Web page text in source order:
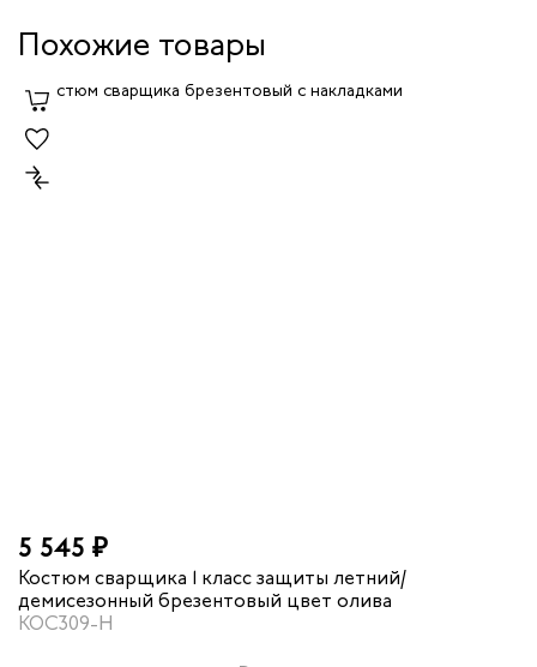
Похожие товары
5 545 ₽
Костюм сварщика 1 класс защиты летний/
демисезонный брезентовый цвет олива
КОС309-Н